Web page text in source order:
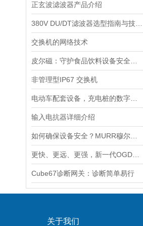
正玄波滤波器产品介绍
交换机的网络技术
非管理型IP67 交换机
输入电抗器详细介绍
Cube67诊断网关：诊断简单易行
关于我们